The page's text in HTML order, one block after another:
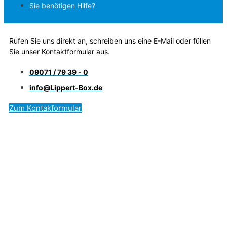
Sie benötigen Hilfe?
Rufen Sie uns direkt an, schreiben uns eine E-Mail oder füllen
Sie unser Kontaktformular aus.
09071 / 79 39 - 0
info@Lippert-Box.de
Zum Kontakformular